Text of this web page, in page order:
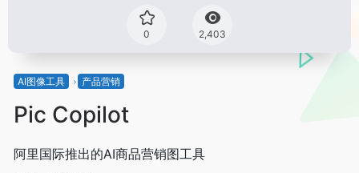
0 2,403
AI图像工具 产品营销
Pic Copilot
阿里国际推出的AI商品营销图工具